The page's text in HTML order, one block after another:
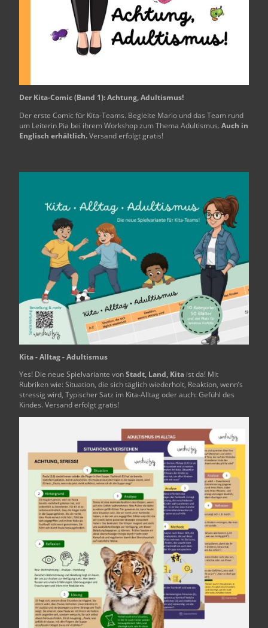
Der Kita-Comic (Band 1): Achtung, Adultismus!
Der erste Comic für Kita-Teams. Begleite Mario und das Team rund
um Leiterin Pia bei ihrem Workshop zum Thema Adultismus. Auch in
Englisch erhältlich.Versand erfolgt gratis!
Kita - Alltag - Adultismus
Yes! Die neue Spielvariante vonStadt, Land, Kita ist da! Mit
Rubriken wie: Situation, die sich täglich wiederholt, Reaktion, wenn’s
stressig wird, Typischer Satz im Kita-Alltag oder auch: Gefühl des
Kindes. Versand erfolgt gratis!